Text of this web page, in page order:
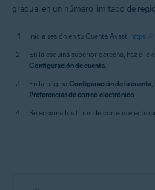
gradual en un número limitado de
Inicia sesión en tu Cuenta Avast: https://
En la esquina superior derecha, haz clic
Configuración de cuenta
En la página Configuración de la cuenta
Preferencias de correo electrónico
Selecciona los tipos de correos